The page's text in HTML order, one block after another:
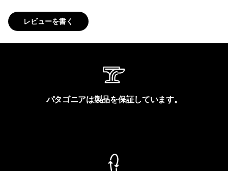
レビューを書く
パタゴニアは製品を保証しています。